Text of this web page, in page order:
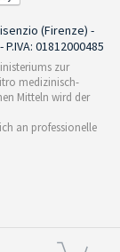
(Firenze) -
P.IVA: 01812000485
zur
medizinisch-
Mitteln wird der
an professionelle